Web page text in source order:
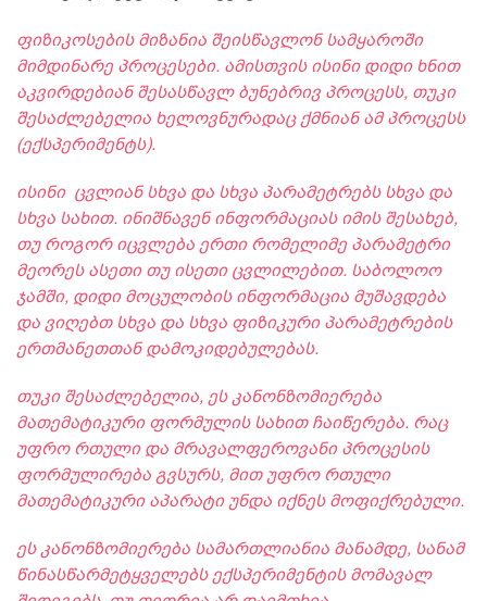
ფიზიკოსების მიზანია შეისწავლონ სამყაროში
მიმდინარე პროცესები. ამისთვის ისინი დიდი ხნით
აკვირდებიან შესასწავლ ბუნებრივ პროცესს, თუკი
შესაძლებელია ხელოვნურადაც ქმნიან ამ პროცესს
(ექსპერიმენტს).
ისინი ცვლიან სხვა და სხვა პარამეტრებს სხვა და
სხვა სახით. ინიშნავენ ინფორმაციას იმის შესახებ,
თუ როგორ იცვლება ერთი რომელიმე პარამეტრი
მეორეს ასეთი თუ ისეთი ცვლილებით. საბოლოო
ჯამში, დიდი მოცულობის ინფორმაცია მუშავდება
და ვიღებთ სხვა და სხვა ფიზიკური პარამეტრების
ერთმანეთთან დამოკიდებულებას.
თუკი შესაძლებელია, ეს კანონზომიერება
მათემატიკური ფორმულის სახით ჩაიწერება. რაც
უფრო რთული და მრავალფეროვანი პროცესის
ფორმულირება გვსურს, მით უფრო რთული
მათემატიკური აპარატი უნდა იქნეს მოფიქრებული.
ეს კანონზომიერება სამართლიანია მანამდე, სანამ
წინასწარმეტყველებს ექსპერიმენტის მომავალ